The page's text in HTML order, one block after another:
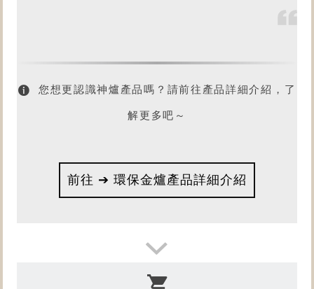
您想更認識神爐產品嗎？請前往產品詳細介紹，了
解更多吧～
前往 ➔ 環保金爐產品詳細介紹